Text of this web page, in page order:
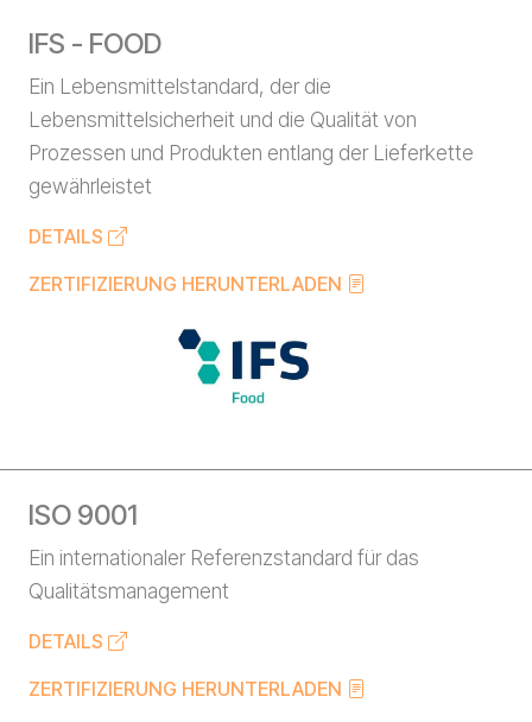
IFS - FOOD
Ein Lebensmittelstandard, der die
Lebensmittelsicherheit und die Qualität von
Prozessen und Produkten entlang der Lieferkette
gewährleistet
DETAILS
ZERTIFIZIERUNG HERUNTERLADEN
ISO 9001
Ein internationaler Referenzstandard für das
Qualitätsmanagement
DETAILS
ZERTIFIZIERUNG HERUNTERLADEN